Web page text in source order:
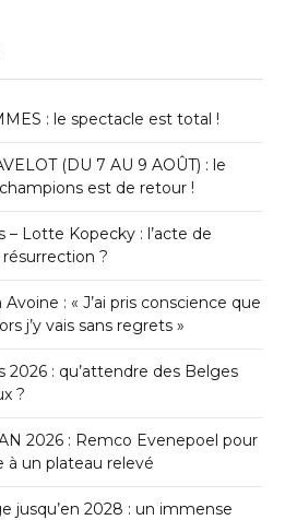
: le spectacle est total !
(DU 7 AU 9 AOÛT) : le
est de retour !
– Lotte Kopecky : l’acte de
?
: « J’ai pris conscience que
j’y vais sans regrets »
2026 : qu’attendre des Belges
?
2026 : Remco Evenepoel pour
à un plateau relevé
jusqu’en 2028 : un immense